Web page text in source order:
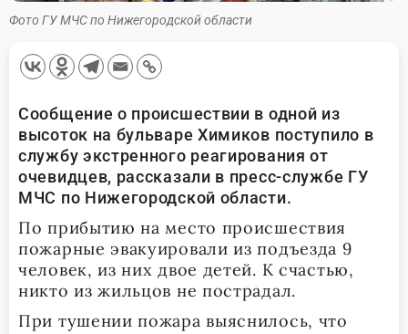
Фото ГУ МЧС по Нижегородской области
Сообщение о происшествии в одной из
высоток на бульваре Химиков поступило в
службу экстренного реагирования от
очевидцев, рассказали в пресс-службе ГУ
МЧС по Нижегородской области.
По прибытию на место происшествия
пожарные эвакуировали из подъезда 9
человек, из них двое детей. К счастью,
никто из жильцов не пострадал.
При тушении пожара выяснилось, что